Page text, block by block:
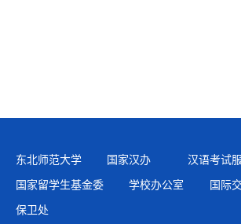
东北师范大学 国家汉办
汉语考试
国家留学生基金委
学校办公室
国际
保卫处